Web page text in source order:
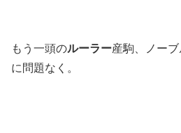
もう一頭のルーラー産駒、ノー
に問題なく。